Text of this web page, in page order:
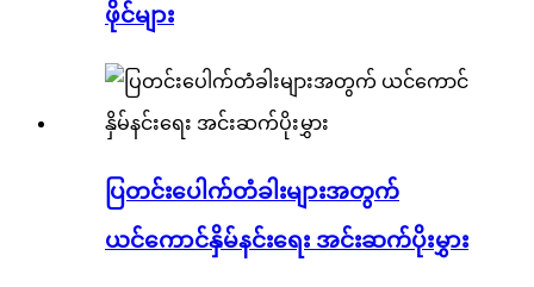
ဖိုင်များ
ပြတင်းပေါက်တံခါးများအတွက်
ယင်ကောင်နှိမ်နင်းရေး အင်းဆက်ပိုးမွှား